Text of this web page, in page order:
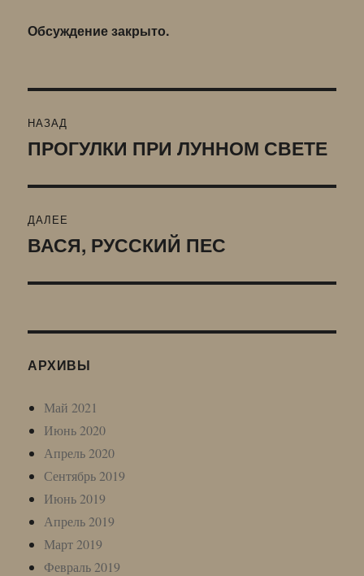
Обсуждение закрыто.
по
НАЗАД
Предыдущая
ПРОГУЛКИ ПРИ ЛУННОМ СВЕТЕ
ДАЛЕЕ
Следующая
ВАСЯ, РУССКИЙ ПЕС
АРХИВЫ
Май 2021
Июнь 2020
Апрель 2020
Сентябрь 2019
Июнь 2019
Апрель 2019
Март 2019
Февраль 2019